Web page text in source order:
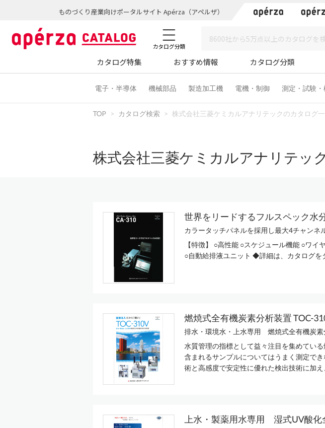
ものづくり産業向けポータルサイト Apérza（アペルザ）
カタログ分類
カタログ特集 おすすめ情報 カタログ分類
電子・半導体 機械部品 製造加工機 電機・制御 測定・試験・
TOP カタログ検索 株式会社三菱ケミカルアナリテックのカタログ
株式会社三菱ケミカルアナリテッ
世界をリードするフルスペック
カラータッチパネルを採用し最大4チャンネ
【特徴】 ○高性能 ○スケジュール機能 ○ワ
○自動給排液ユニット ◆詳細は、カタログを
燃焼式全有機炭素分析装置 TOC-
排水・環境水・上水専用 燃焼式全有機炭素
水質管理の指標として益々注目を集めてい
含まれるサンプルについてはうまく測定で
術と高感度で安定性に優れた検出技術に加
上水・製薬用水専用 湿式UV酸化